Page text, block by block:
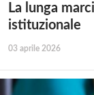
La lunga
istituzionale
03 aprile 2026